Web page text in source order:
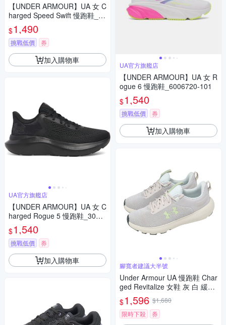
【UNDER ARMOUR】UA 女 C
harged Speed Swift 慢跑鞋_30
27006-403
$1,490
挑戰低價 券
加入購物車
UA官方旗艦店
【UNDER ARMOUR】UA 女 C
harged Rogue 5 慢跑鞋_3028
262-002
$1,540
挑戰低價 券
加入購物車
UA官方旗艦店
【UNDER ARMOUR】UA 女 R
ogue 6 慢跑鞋_6006720-101
$1,540
挑戰低價 券
加入購物車
腳寬者建議大半號
Under Armour UA 慢跑鞋 Char
ged Revitalize 女鞋 灰 白 緩震
運動鞋 3026683104
$1,596 $1,680
限時下殺
券